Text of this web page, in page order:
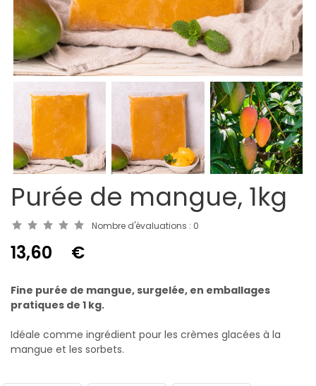
Purée de mangue, 1kg
Nombre d'évaluations : 0
13,60 €
Fine purée de mangue, surgelée, en emballages
pratiques de 1 kg.
Idéale comme ingrédient pour les crèmes glacées à la
mangue et les sorbets.